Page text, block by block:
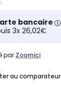
bancaire
3x 26,02€
par Zoomici
au comparateur